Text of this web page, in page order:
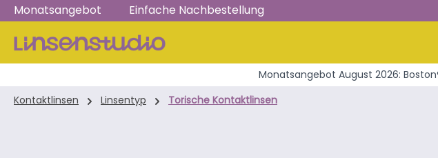
Hauptinhalt springen
Zur Suche springen
Zur Hauptnavigation springen
Monatsangebot Einfache Nachbestellung
Monatsangebot August 2026:
Kontaktlinsen
Linsentyp Torische Kontaktlinsen